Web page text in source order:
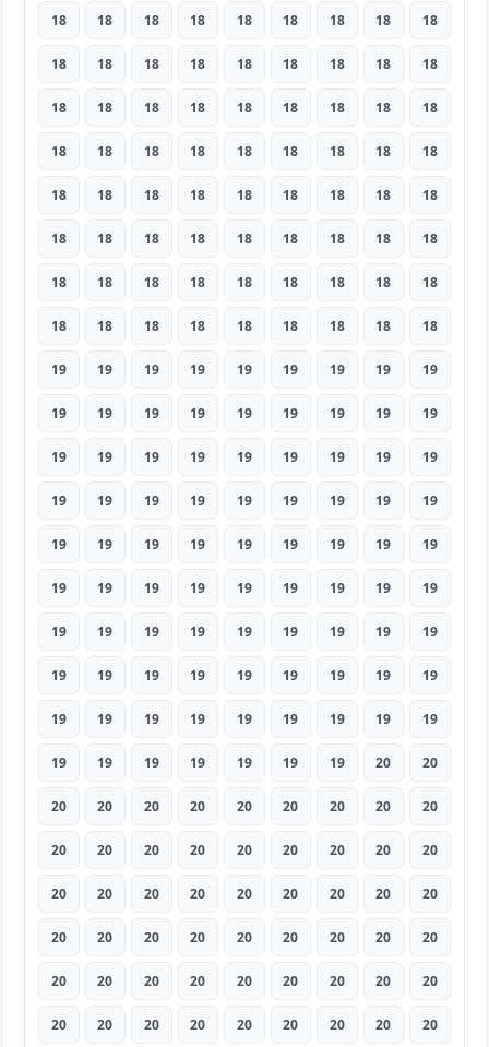
18 18 18 18 18 18 18 18 18
18 18 18 18 18 18 18 18 18
18 18 18 18 18 18 18 18 18
18 18 18 18 18 18 18 18 18
18 18 18 18 18 18 18 18 18
18 18 18 18 18 18 18 18 18
18 18 18 18 18 18 18 18 18
18 18 18 18 18 18 18 18 18
19 19 19 19 19 19 19 19 19
19 19 19 19 19 19 19 19 19
19 19 19 19 19 19 19 19 19
19 19 19 19 19 19 19 19 19
19 19 19 19 19 19 19 19 19
19 19 19 19 19 19 19 19 19
19 19 19 19 19 19 19 19 19
19 19 19 19 19 19 19 19 19
19 19 19 19 19 19 19 19 19
19 19 19 19 19 19 19 20 20
20 20 20 20 20 20 20 20 20
20 20 20 20 20 20 20 20 20
20 20 20 20 20 20 20 20 20
20 20 20 20 20 20 20 20 20
20 20 20 20 20 20 20 20 20
20 20 20 20 20 20 20 20 20